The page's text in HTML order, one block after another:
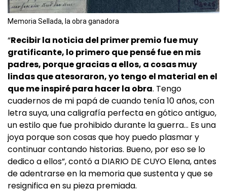
Memoria Sellada, la obra ganadora
“Recibir la noticia del primer premio fue muy
gratificante, lo primero que pensé fue en mis
padres, porque gracias a ellos, a cosas muy
lindas que atesoraron, yo tengo el material en el
que me inspiré para hacer la obra. Tengo
cuadernos de mi papá de cuando tenía 10 años, con
letra suya, una caligrafía perfecta en gótico antiguo,
un estilo que fue prohibido durante la guerra… Es una
joya porque son cosas que hoy puedo plasmar y
continuar contando historias. Bueno, por eso se lo
dedico a ellos”, contó a DIARIO DE CUYO Elena, antes
de adentrarse en la memoria que sustenta y que se
resignifica en su pieza premiada.